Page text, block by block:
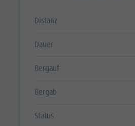
Distanz
Dauer
Bergauf
Bergab
Status